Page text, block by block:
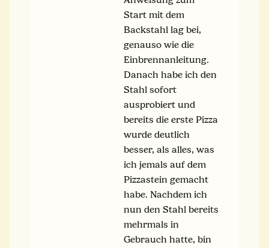
Start mit dem
Backstahl lag bei,
genauso wie die
Einbrennanleitung.
Danach habe ich den
Stahl sofort
ausprobiert und
bereits die erste Pizza
wurde deutlich
besser, als alles, was
ich jemals auf dem
Pizzastein gemacht
habe. Nachdem ich
nun den Stahl bereits
mehrmals in
Gebrauch hatte, bin